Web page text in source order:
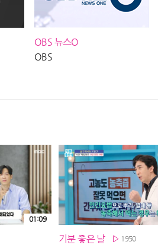
OBS 뉴스O
OBS
01:09
기분 좋은 날 1950